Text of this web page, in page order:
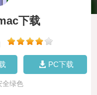
下载
PC下载
全绿色